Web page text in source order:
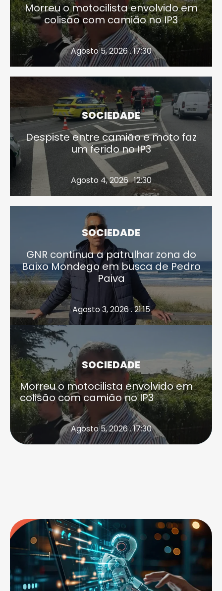
Morreu o motocilista envolvido em
colisão com camião no IP3
Agosto 5, 2026 . 17:30
SOCIEDADE
Despiste entre camião e moto faz
um ferido no IP3
Agosto 4, 2026 . 12:30
SOCIEDADE
GNR continua a patrulhar zona do
Baixo Mondego em busca de Pedro
Paiva
Agosto 3, 2026 . 21:15
SOCIEDADE
Morreu o motocilista envolvido em
colisão com camião no IP3
Agosto 5, 2026 . 17:30